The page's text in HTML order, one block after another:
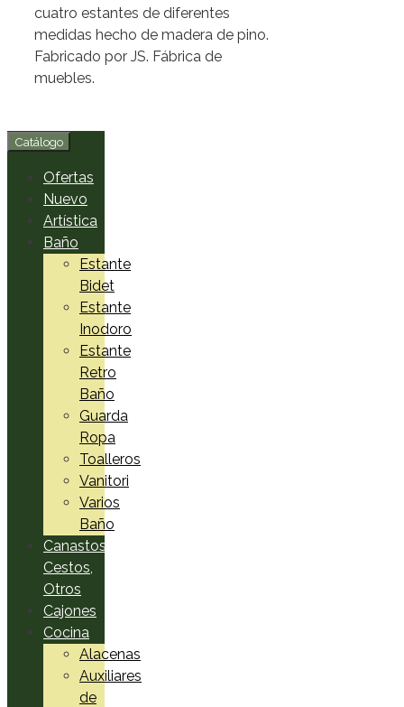
cuatro estantes de diferentes
medidas hecho de madera de pino.
Fabricado por JS. Fábrica de
muebles.
Catálogo
Ofertas
Nuevo
Artística
Baño
Estante
Bidet
Estante
Inodoro
Estante
Retro
Baño
Guarda
Ropa
Toalleros
Vanitori
Varios
Baño
Canastos,
Cestos,
Otros
Cajones
Cocina
Alacenas
Auxiliares
de